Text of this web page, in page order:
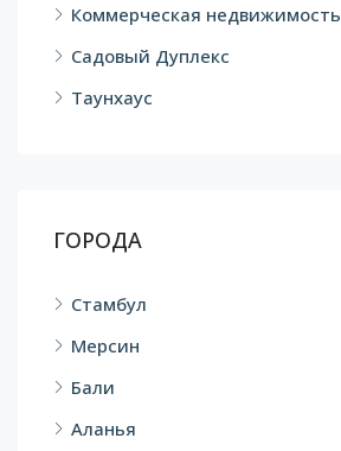
Коммерческая недвижимость
Садовый Дуплекс
Таунхаус
ГОРОДА
Стамбул
Мерсин
Бали
Аланья